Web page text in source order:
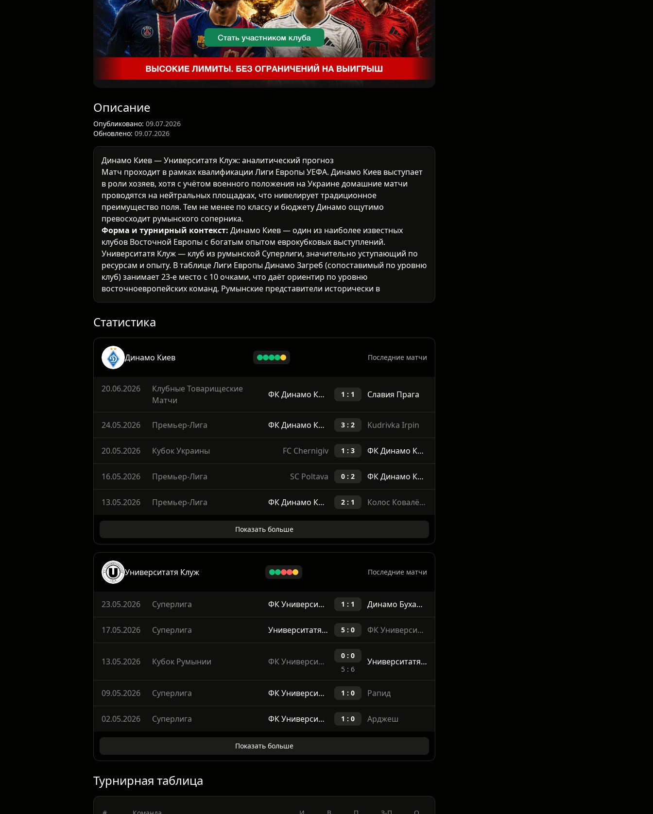
Описание
Опубликовано: 09.07.2026
Обновлено: 09.07.2026
Динамо Киев — Университатя Клуж: аналитический прогноз
Матч проходит в рамках квалификации Лиги Европы УЕФА. Динамо Киев выступает
в роли хозяев, хотя с учётом военного положения на Украине домашние матчи
проводятся на нейтральных площадках, что нивелирует традиционное
преимущество поля. Тем не менее по классу и бюджету Динамо ощутимо
превосходит румынского соперника.
Форма и турнирный контекст: Динамо Киев — один из наиболее известных
клубов Восточной Европы с богатым опытом еврокубковых выступлений.
Университатя Клуж — клуб из румынской Суперлиги, значительно уступающий по
ресурсам и опыту. В таблицеЛиги Европы Динамо Загреб (сопоставимый по уровню
клуб) занимает 23-е место с 10 очками, что даёт ориентир по уровню
восточноевропейских команд. Румынские представители исторически выступают в
еврокубках скромно.
игру, комбинационный футбол и прессинг. Универси
Статистика
Динамо Киев Последние матчи
20.06.2026
Клубные Товарищеские
Матчи
ФК Динамо Киев 1 : 1 Славия Прага
3 : 2
1 : 3
0 : 2
13.05.2026 Премьер-Лига ФК Динамо Киев 2 : 1 Колос Ковалёвка
Показать больше
Университатя Клуж Последние матчи
1 : 1
17.05.2026 Суперлига Университатя Крайова 5 : 0 ФК Университатя Клуж
13.05.2026 Кубок Румынии ФК Университатя Клуж
0 : 0
5 : 6
1 : 0
02.05.2026 Суперлига ФК Университатя Клуж 1 : 0 Арджеш